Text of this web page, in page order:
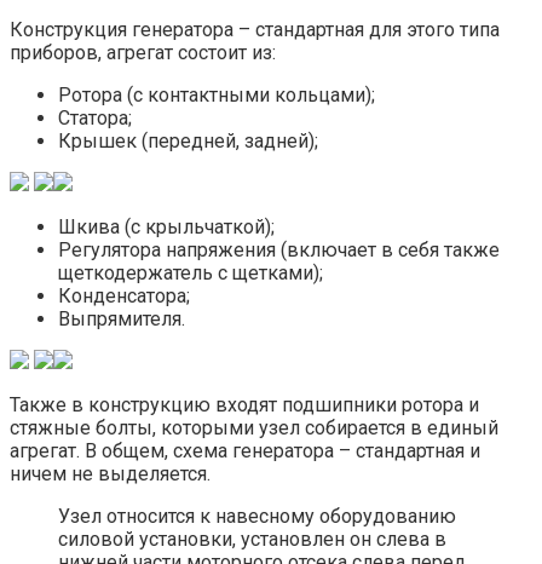
Конструкция генератора – стандартная для этого типа
приборов, агрегат состоит из:
Ротора (с контактными кольцами);
Статора;
Крышек (передней, задней);
Шкива (с крыльчаткой);
Регулятора напряжения (включает в себя также
щеткодержатель с щетками);
Конденсатора;
Выпрямителя.
Также в конструкцию входят подшипники ротора и
стяжные болты, которыми узел собирается в единый
агрегат. В общем, схема генератора – стандартная и
ничем не выделяется.
Узел относится к навесному оборудованию
силовой установки, установлен он слева в